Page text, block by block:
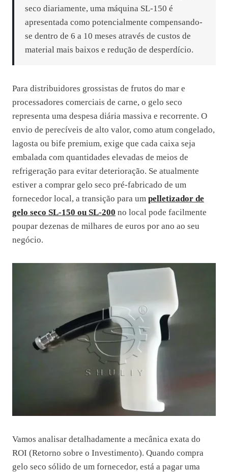
seco diariamente, uma máquina SL-150 é
apresentada como potencialmente compensando-
se dentro de 6 a 10 meses através de custos de
material mais baixos e redução de desperdício.
Para distribuidores grossistas de frutos do mar e
processadores comerciais de carne, o gelo seco
representa uma despesa diária massiva e recorrente. O
envio de perecíveis de alto valor, como atum congelado,
lagosta ou bife premium, exige que cada caixa seja
embalada com quantidades elevadas de meios de
refrigeração para evitar deterioração. Se atualmente
estiver a comprar gelo seco pré-fabricado de um
fornecedor local, a transição para um pelletizador de
gelo seco SL-150 ou SL-200 no local pode facilmente
poupar dezenas de milhares de euros por ano ao seu
negócio.
Vamos analisar detalhadamente a mecânica exata do
ROI (Retorno sobre o Investimento). Quando compra
gelo seco sólido de um fornecedor, está a pagar uma